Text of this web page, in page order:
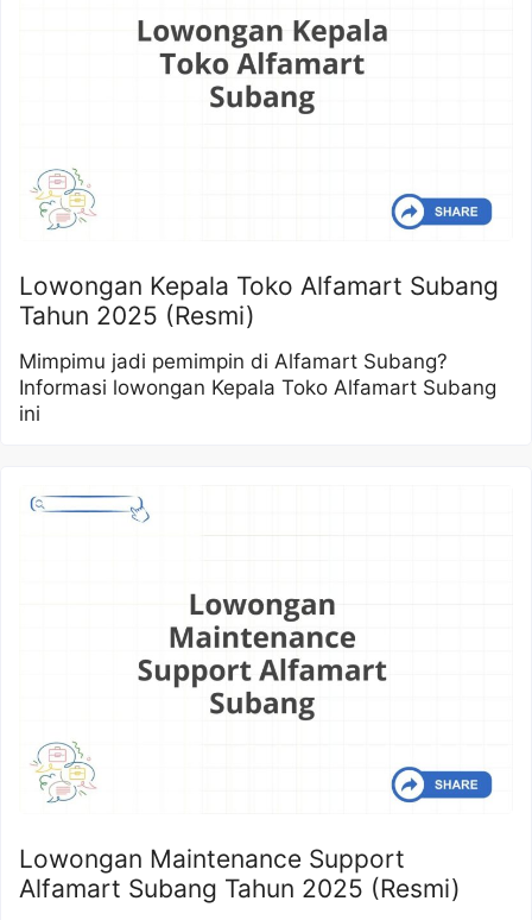
Lowongan Kepala Toko Alfamart Subang
Tahun 2025 (Resmi)
Mimpimu jadi pemimpin di Alfamart Subang?
Informasi lowongan Kepala Toko Alfamart Subang
ini
Lowongan Maintenance Support
Alfamart Subang Tahun 2025 (Resmi)